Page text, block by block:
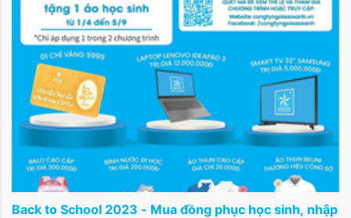
Back to School 2023 - Mua đồng phục học sinh, nhập